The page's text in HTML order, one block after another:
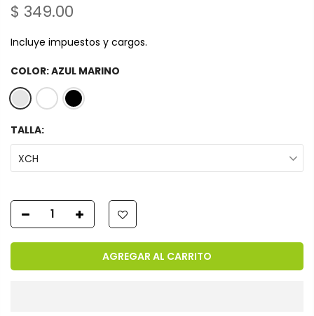
$ 349.00
Incluye impuestos y cargos.
COLOR:AZUL MARINO
TALLA:
XCH
AGREGAR AL CARRITO